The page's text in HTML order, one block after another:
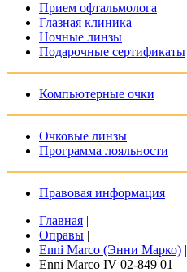
Прием офтальмолога
Глазная клиника
Ночные линзы
Подарочные сертификаты
Компьютерные очки
Очковые линзы
Программа лояльности
Правовая информация
Главная |
Оправы |
Enni Marco (Энни Марко) |
Enni Marco IV 02-849 01